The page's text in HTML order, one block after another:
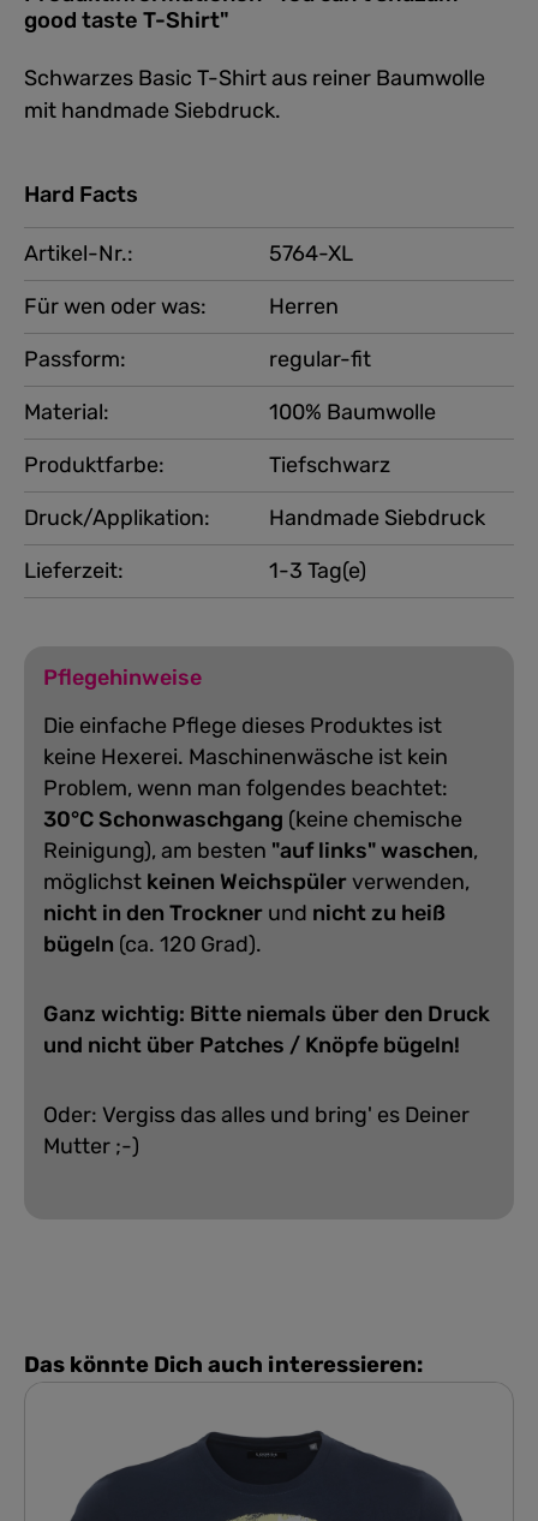
good taste T-Shirt"
Schwarzes Basic T-Shirt aus reiner Baumwolle
mit handmade Siebdruck.
Hard Facts
Artikel-Nr.:
5764-XL
Für wen oder was:
Herren
Produktfarbe:
Tiefschwarz
Druck/Applikation:
Handmade Siebdruck
Passform:
regular-fit
Material:
100% Baumwolle
Lieferzeit: 1-3 Tag(e)
Pflegehinweise
Die einfache Pflege dieses Produktes ist
keine Hexerei. Maschinenwäsche ist kein
Problem, wenn man folgendes beachtet:
30°C Schonwaschgang (keine chemische
Reinigung), am besten "auf links" waschen,
möglichst keinen Weichspülerverwenden,
nicht in den Trockner und nicht zu heiß
bügeln (ca. 120 Grad).
Ganz wichtig: Bitte niemals über den Druck
und nicht über Patches / Knöpfe bügeln!
Oder: Vergiss das alles und bring' es Deiner
Mutter ;-)
Das könnte Dich auch interessieren: